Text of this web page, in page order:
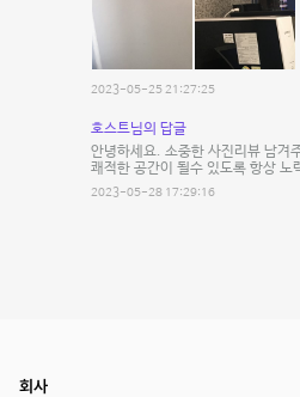
2023-05-25 21:27:25
호스트님의 답글
안녕하세요. 소중한 사진리뷰 남겨
쾌적한 공간이 될수 있도록 항상
2023-05-28 17:29:16
회사